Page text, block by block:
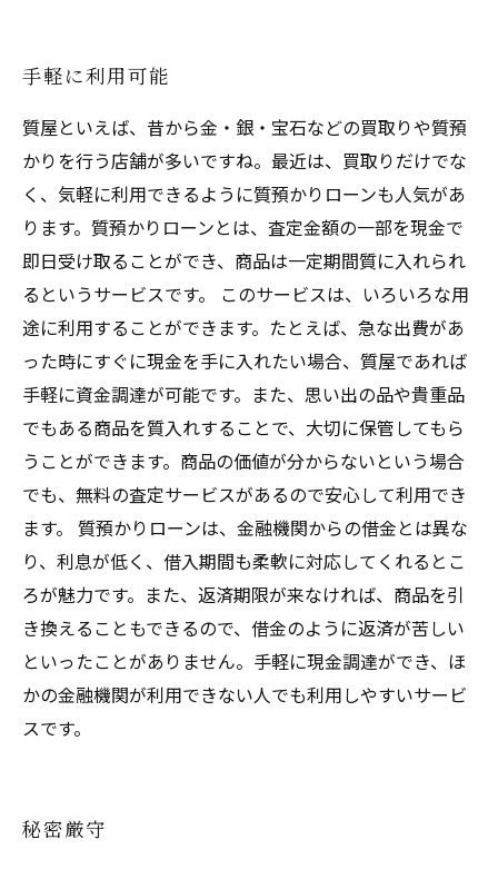
手軽に利用可能
質屋といえば、昔から金・銀・宝石などの買取りや質預
かりを行う店舗が多いですね。最近は、買取りだけでな
く、気軽に利用できるように質預かりローンも人気があ
ります。質預かりローンとは、査定金額の一部を現金で
即日受け取ることができ、商品は一定期間質に入れられ
るというサービスです。 このサービスは、いろいろな用
途に利用することができます。たとえば、急な出費があ
った時にすぐに現金を手に入れたい場合、質屋であれば
手軽に資金調達が可能です。また、思い出の品や貴重品
でもある商品を質入れすることで、大切に保管してもら
うことができます。商品の価値が分からないという場合
でも、無料の査定サービスがあるので安心して利用でき
ます。 質預かりローンは、金融機関からの借金とは異な
り、利息が低く、借入期間も柔軟に対応してくれるとこ
ろが魅力です。また、返済期限が来なければ、商品を引
き換えることもできるので、借金のように返済が苦しい
といったことがありません。手軽に現金調達ができ、ほ
かの金融機関が利用できない人でも利用しやすいサービ
スです。
秘密厳守